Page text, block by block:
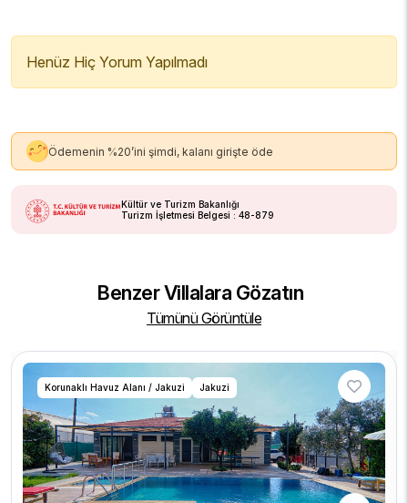
Henüz Hiç Yorum Yapılmadı
Ödemenin %20’ini şimdi, kalanı girişte öde
Kültür ve Turizm Bakanlığı
Turizm İşletmesi Belgesi : 48-879
Benzer Villalara Gözatın
Tümünü Görüntüle
Korunaklı Havuz Alanı / Jakuzi Jakuzi